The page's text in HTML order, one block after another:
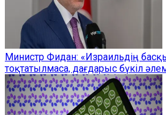
Министр Фидан: «Израильдің
тоқтатылмаса, дағдарыс бүкіл